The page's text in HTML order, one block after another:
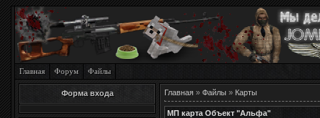
Главная Форум Файлы
Форма входа Главная » Файлы » Карты
МП карта Объект "Альфа"